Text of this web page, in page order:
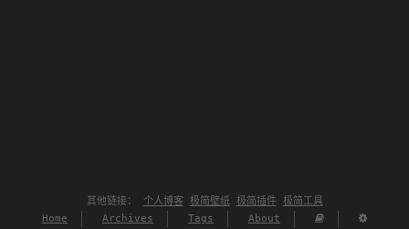
其他链接： 个人博客 极简壁纸 极简插件 极简工具
Home
Archives Tags About